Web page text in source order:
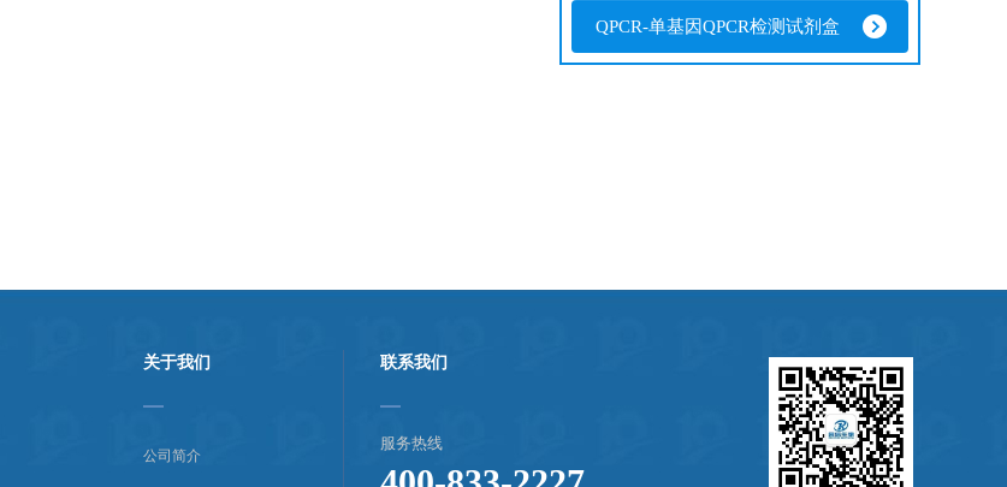
QPCR-单基因QPCR检测试剂盒
关于我们
公司简介
联系我们
服务热线